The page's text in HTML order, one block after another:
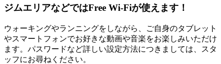
ジムエリアなどではFree Wi-Fiが使えます！
ウォーキングやランニングをしながら、ご自身のタブレット
やスマートフォンでお好きな動画や音楽をお楽しみいただけ
ます。パスワードなど詳しい設定方法につきましては、スタ
ッフにお尋ねください。